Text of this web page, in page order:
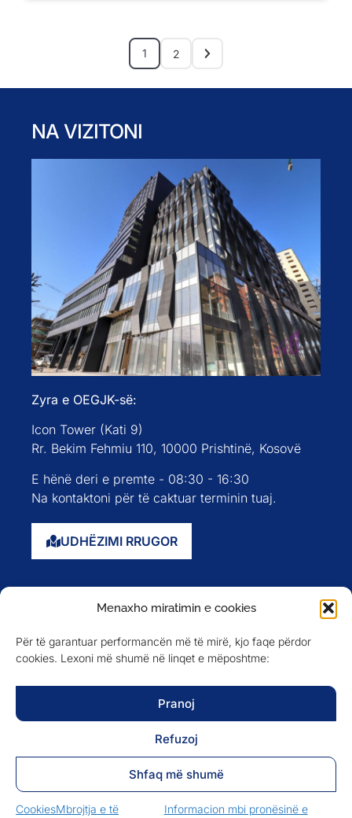
Menaxho miratimin e cookies
Për të garantuar performancën më të mirë, kjo faqe përdor
cookies. Lexoni më shumë në linqet e mëposhtme:
Pranoj
Refuzoj
Shfaq më shumë
CookiesMbrojtja e të Informacion mbi pronësinë e
1 2
NA VIZITONI
Zyra e OEGJK-së:
Icon Tower (Kati 9)
Rr. Bekim Fehmiu 110, 10000 Prishtinë, Kosovë
E hënë deri e premte - 08:30 - 16:30
Na kontaktoni për të caktuar terminin tuaj.
UDHËZIMI RRUGOR
Evente
Anëtarët
Newsletter